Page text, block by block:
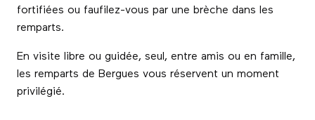
fortifiées ou faufilez-vous par une brèche dans les
remparts.
En visite libre ou guidée, seul, entre amis ou en famille,
les remparts de Bergues vous réservent un moment
privilégié.